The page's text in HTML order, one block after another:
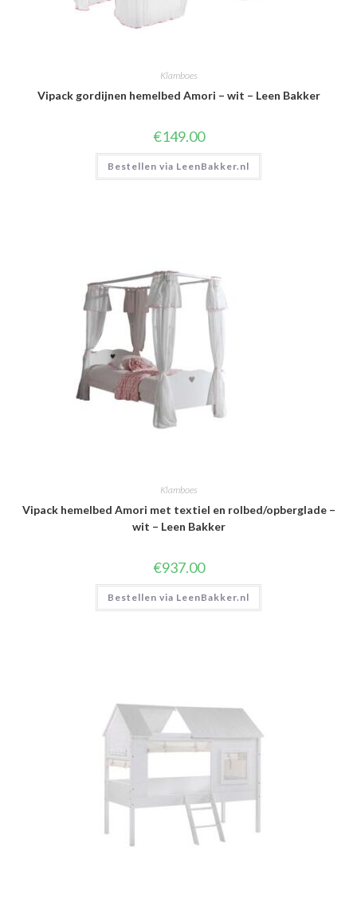
Klamboes
Vipack gordijnen hemelbed Amori – wit – Leen Bakker
€149.00
Bestellen via LeenBakker.nl
Klamboes
Vipack hemelbed Amori met textiel en rolbed/opberglade –
wit – Leen Bakker
€937.00
Bestellen via LeenBakker.nl